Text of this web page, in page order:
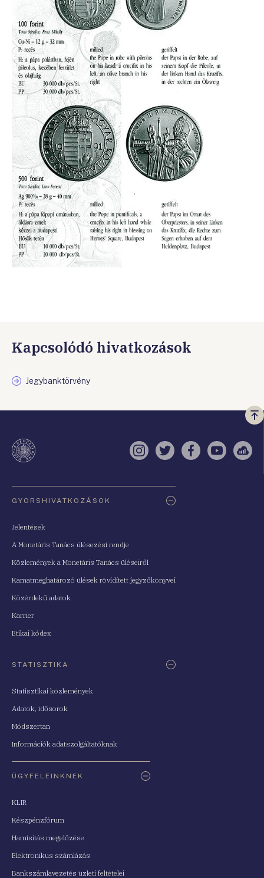
Kapcsolódó hivatkozások
Jegybanktörvény
a
Instagram
TwitterFacebook
YouTube
GYORSHIVATKOZÁSOK
Jelentések
A Monetáris Tanács ülésezési rendje
Közlemények a Monetáris Tanács üléseiről
Kamatmeghatározó ülések rövidített jegyzőkönyvei
Közérdekű adatok
Karrier
Etikai kódex
STATISZTIKA
Statisztikai közlemények
Adatok, idősorok
Módszertan
Információk adatszolgáltatóknak
ÜGYFELEINKNEK
KLIR
Készpénzfórum
Hamisítás megelőzése
Elektronikus számlázás
Bankszámlavezetés üzleti feltételei